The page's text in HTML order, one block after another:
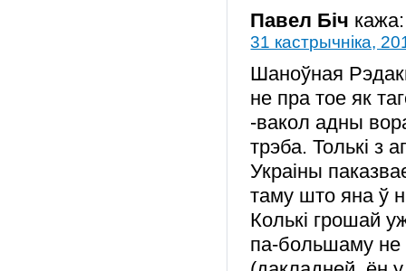
Павел Біч кажа:
31 кастрычніка,
Шаноўная
не пра тое як
-вакол адны
трэба. Толькі з
Украіны
таму што яна ў
Колькі грошай
па-большаму не